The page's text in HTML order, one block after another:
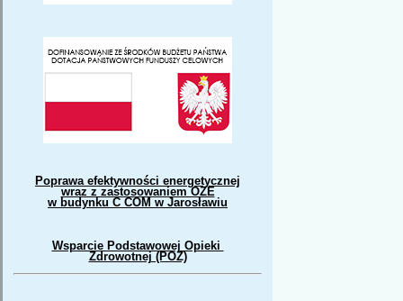
Poprawa efektywności energetycznej
wraz z zastosowaniem OZE
w budynku C COM w Jarosławiu
Wsparcie Podstawowej Opieki
Zdrowotnej (POZ)